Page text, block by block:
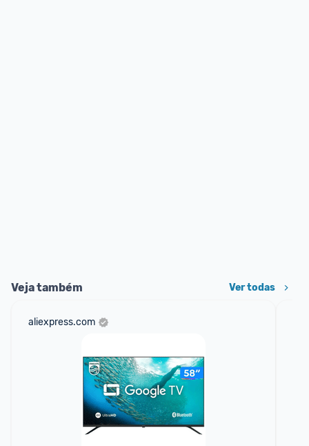
Veja também Ver todas
aliexpress.com